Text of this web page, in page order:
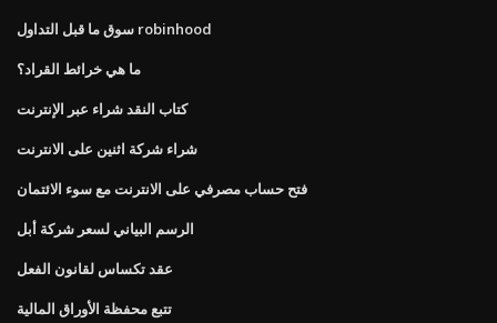
سوق ما قبل التداول robinhood
ما هي خرائط القراد؟
كتاب النقد شراء عبر الإنترنت
شراء شركة اثنين على الانترنت
فتح حساب مصرفي على الانترنت مع سوء الائتمان
الرسم البياني لسعر شركة أبل
عقد تكساس لقانون الفعل
تتبع محفظة الأوراق المالية